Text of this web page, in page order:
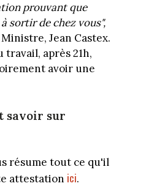
prouvant que
sortir de chez vous",
Jean Castex.
après 21h,
avoir une
savoir sur
résume tout ce qu'il
attestation ici.